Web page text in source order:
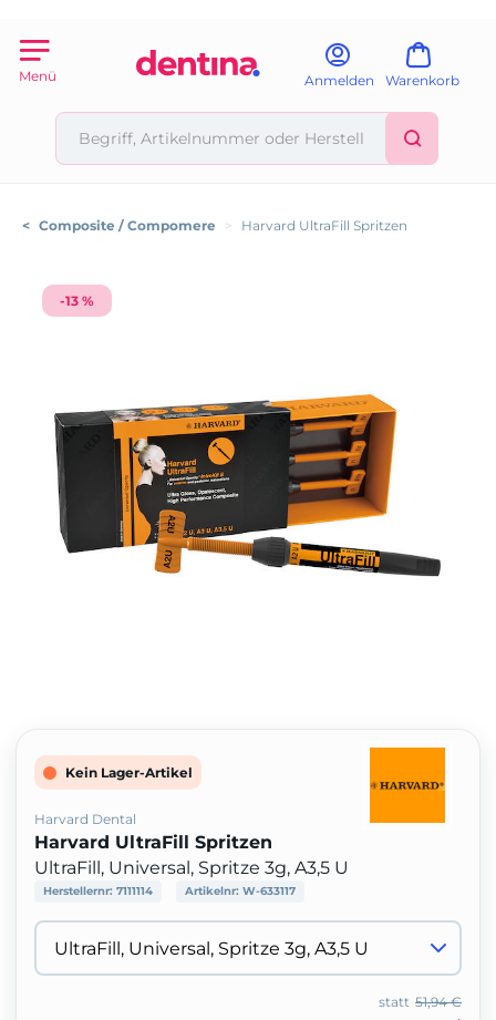
Menü Anmelden Warenkorb
< Composite / Compomere > Harvard UltraFill Spritzen
-13 %
Kein Lager-Artikel
Harvard Dental
Harvard UltraFill Spritzen
UltraFill, Universal, Spritze 3g, A3,5 U
Herstellernr: 7111114 Artikelnr: W-633117
51,94 €
statt